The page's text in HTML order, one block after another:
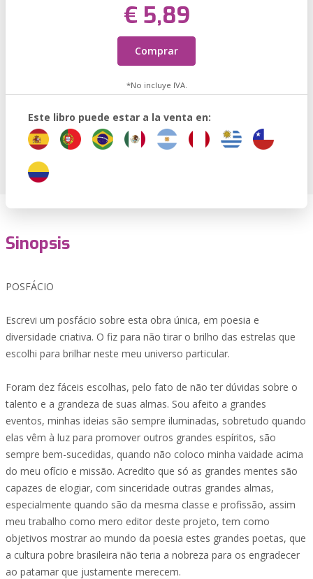
€ 5,89
Comprar
*No incluye IVA.
Este libro puede estar a la venta en:
Sinopsis
POSFÁCIO
Escrevi um posfácio sobre esta obra única, em poesia e
diversidade criativa. O fiz para não tirar o brilho das estrelas que
escolhi para brilhar neste meu universo particular.
Foram dez fáceis escolhas, pelo fato de não ter dúvidas sobre o
talento e a grandeza de suas almas. Sou afeito a grandes
eventos, minhas ideias são sempre iluminadas, sobretudo quando
elas vêm à luz para promover outros grandes espíritos, são
sempre bem-sucedidas, quando não coloco minha vaidade acima
do meu ofício e missão. Acredito que só as grandes mentes são
capazes de elogiar, com sinceridade outras grandes almas,
especialmente quando são da mesma classe e profissão, assim
meu trabalho como mero editor deste projeto, tem como
objetivos mostrar ao mundo da poesia estes grandes poetas, que
a cultura pobre brasileira não teria a nobreza para os engradecer
ao patamar que justamente merecem.